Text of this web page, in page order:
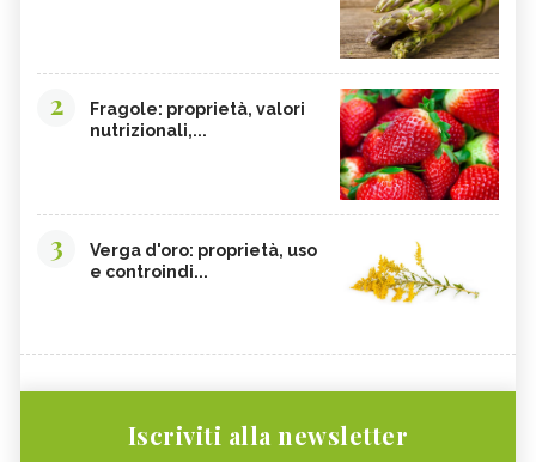
2
Fragole: proprietà, valori
nutrizionali,...
3
Verga d'oro: proprietà, uso
e controindi...
Iscriviti alla newsletter